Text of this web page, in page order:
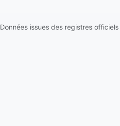
Données issues des registres